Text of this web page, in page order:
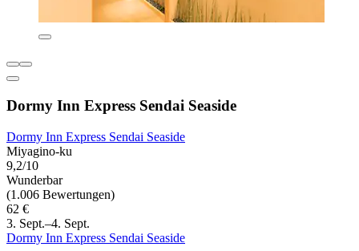
Dormy Inn Express Sendai Seaside
Dormy Inn Express Sendai Seaside
Miyagino-ku
9,2/10
Wunderbar
(1.006 Bewertungen)
62 €
3. Sept.–4. Sept.
Dormy Inn Express Sendai Seaside